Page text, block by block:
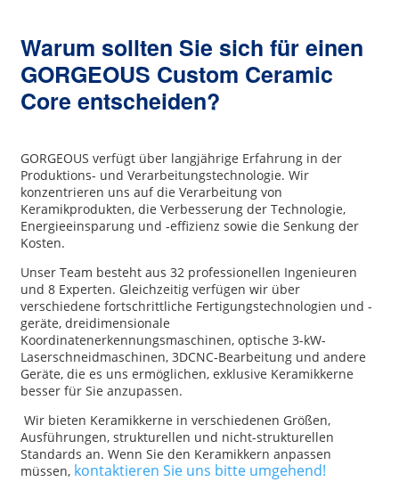
Warum sollten Sie sich für einen
GORGEOUS Custom Ceramic
Core entscheiden?
GORGEOUS verfügt über langjährige Erfahrung in der
Produktions- und Verarbeitungstechnologie. Wir
konzentrieren uns auf die Verarbeitung von
Keramikprodukten, die Verbesserung der Technologie,
Energieeinsparung und -effizienz sowie die Senkung der
Kosten.
Unser Team besteht aus 32 professionellen Ingenieuren
und 8 Experten. Gleichzeitig verfügen wir über
verschiedene fortschrittliche Fertigungstechnologien und -
geräte, dreidimensionale
Koordinatenerkennungsmaschinen, optische 3-kW-
Laserschneidmaschinen, 3DCNC-Bearbeitung und andere
Geräte, die es uns ermöglichen, exklusive Keramikkerne
besser für Sie anzupassen.
Wir bieten Keramikkerne in verschiedenen Größen,
Ausführungen, strukturellen und nicht-strukturellen
Standards an. Wenn Sie den Keramikkern anpassen
müssen, kontaktieren Sie uns bitte umgehend!